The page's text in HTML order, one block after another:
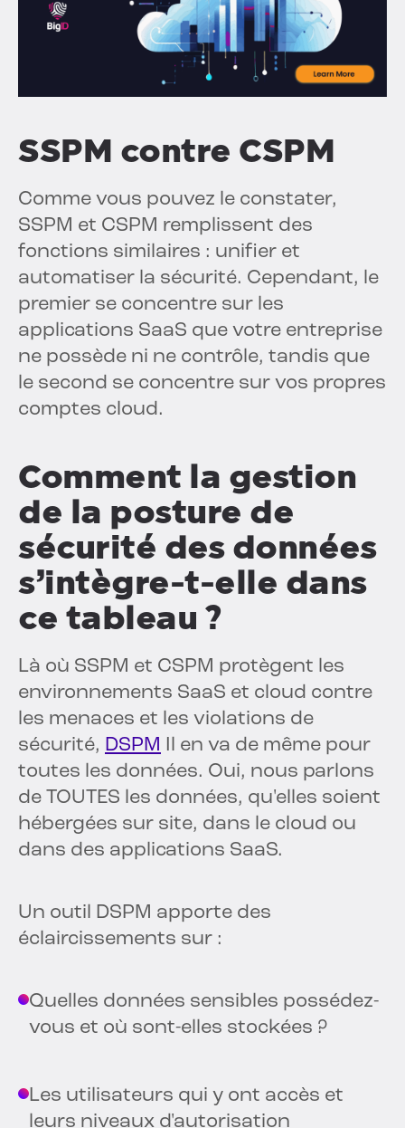
SSPM contre CSPM
Comme vous pouvez le constater,
SSPM et CSPM remplissent des
fonctions similaires : unifier et
automatiser la sécurité. Cependant, le
premier se concentre sur les
applications SaaS que votre entreprise
ne possède ni ne contrôle, tandis que
le second se concentre sur vos propres
comptes cloud.
Comment la gestion
de la posture de
sécurité des données
s’intègre-t-elle dans
ce tableau ?
Là où SSPM et CSPM protègent les
environnements SaaS et cloud contre
les menaces et les violations de
sécurité, DSPM Il en va de même pour
toutes les données. Oui, nous parlons
de TOUTES les données, qu'elles soient
hébergées sur site, dans le cloud ou
dans des applications SaaS.
Un outil DSPM apporte des
éclaircissements sur :
Quelles données sensibles possédez-
vous et où sont-elles stockées ?
Les utilisateurs qui y ont accès et
leurs niveaux d'autorisation